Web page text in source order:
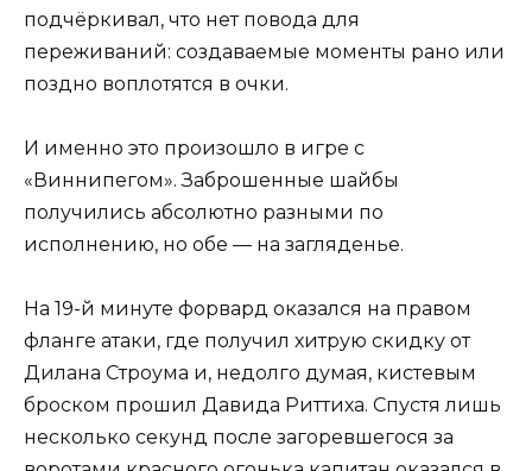
подчёркивал, что нет повода для
переживаний: создаваемые моменты рано или
поздно воплотятся в очки.
И именно это произошло в игре с
«Виннипегом». Заброшенные шайбы
получились абсолютно разными по
исполнению, но обе — на загляденье.
На 19-й минуте форвард оказался на правом
фланге атаки, где получил хитрую скидку от
Дилана Строума и, недолго думая, кистевым
броском прошил Давида Риттиха. Спустя лишь
несколько секунд после загоревшегося за